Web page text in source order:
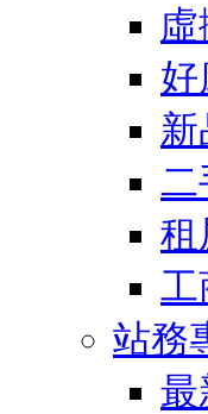
好
新
二
租
工
站務
最